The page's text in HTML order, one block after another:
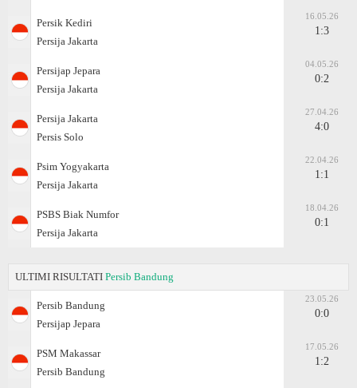
Persik Kediri
Persija Jakarta
16.05.26
1:3
Persijap Jepara
Persija Jakarta
04.05.26
0:2
Persija Jakarta
Persis Solo
27.04.26
4:0
Psim Yogyakarta
Persija Jakarta
22.04.26
1:1
PSBS Biak Numfor
Persija Jakarta
18.04.26
0:1
ULTIMI RISULTATI Persib Bandung
Persib Bandung
Persijap Jepara
23.05.26
0:0
PSM Makassar
Persib Bandung
17.05.26
1:2